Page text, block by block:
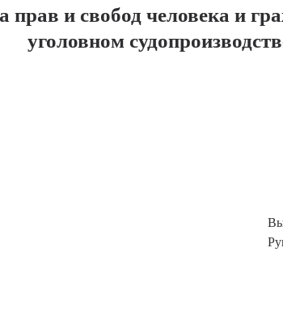
прав и свобод человека и
уголовном